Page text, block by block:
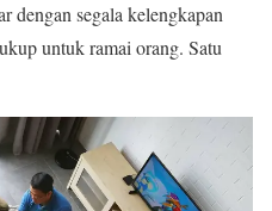
dengan segala kelengkapan
untuk ramai orang. Satu